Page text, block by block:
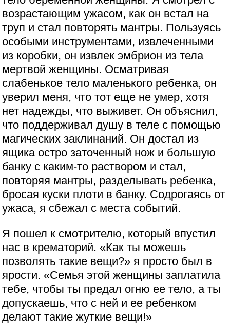
возрастающим ужасом, как он встал на
труп и стал повторять мантры. Пользуясь
особыми инструментами, извлеченными
из коробки, он извлек эмбрион из тела
мертвой женщины. Осматривая
слабенькое тело маленького ребенка, он
уверил меня, что тот еще не умер, хотя
нет надежды, что выживет. Он объяснил,
что поддерживал душу в теле с помощью
магических заклинаний. Он достал из
ящика остро заточенный нож и большую
банку с каким-то раствором и стал,
повторяя мантры, разделывать ребенка,
бросая куски плоти в банку. Содрогаясь от
ужаса, я сбежал с места событий.
Я пошел к смотрителю, который впустил
нас в крематорий. «Как ты можешь
позволять такие вещи?» я просто был в
ярости. «Семья этой женщины заплатила
тебе, чтобы ты предал огню ее тело, а ты
допускаешь, что с ней и ее ребенком
делают такие жуткие вещи!»